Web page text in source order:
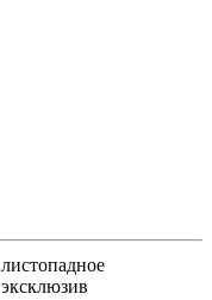
листопадное
эксклюзив